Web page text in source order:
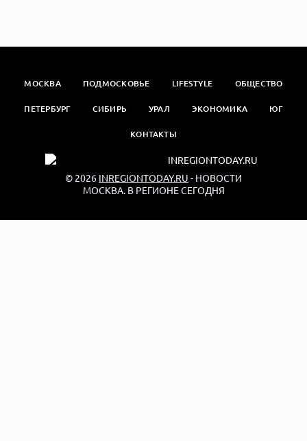
МОСКВА ПОДМОСКОВЬЕ LIFESTYLE ОБЩЕСТВО
ПЕТЕРБУРГ СИБИРЬ УРАЛ ЭКОНОМИКА ЮГ
КОНТАКТЫ
© 2026 INREGIONTODAY.RU - НОВОСТИ
МОСКВА. В РЕГИОНЕ СЕГОДНЯ